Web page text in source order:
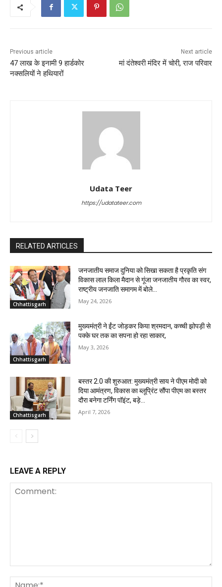
Previous article
47 लाख के इनामी 9 हार्डकोर
नक्सलियों ने हथियारों
Next article
मां दंतेश्वरी मंदिर में चोरी, राज परिवार
Udata Teer
https://udatateer.com
RELATED ARTICLES
Chhattisgarh
जनजातीय समाज दुनिया को सिखा सकता है प्रकृति संग
विकास लाल किला मैदान से गूंजा जनजातीय गौरव का स्वर,
राष्ट्रीय जनजाति समागम में बोले...
May 24, 2026
Chhattisgarh
मुख्यमंत्री ने ईंट जोड़कर किया श्रमदान, कच्ची झोपड़ी से
पक्के घर तक का सपना हो रहा साकार,
May 3, 2026
Chhattisgarh
बस्तर 2.0 की शुरुआत: मुख्यमंत्री साय ने पीएम मोदी को
दिया आमंत्रण, विकास का ब्लूप्रिंट सौंपा पीएम का बस्तर
दौरा बनेगा टर्निंग पॉइंट, बड़े...
April 7, 2026
LEAVE A REPLY